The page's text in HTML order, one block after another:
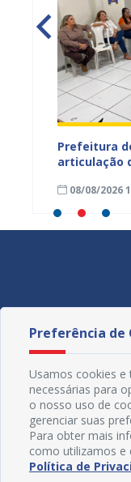
Prefeitura
articulação
análoga à
08/08/2026
Preferência de
Usamos cookies e
necessárias para
o nosso uso de
gerenciar suas
Para obter mais
como utilizamos e
Política de